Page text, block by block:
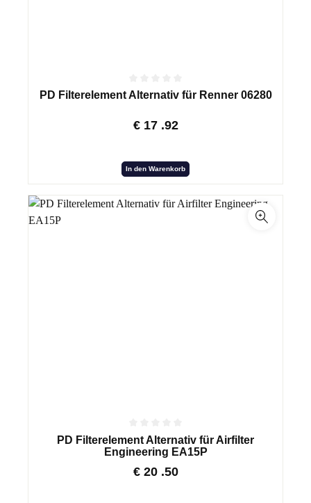
PD Filterelement Alternativ für Renner 06280
€ 17 .92
In den Warenkorb
PD Filterelement Alternativ für Airfilter
Engineering EA15P
€ 20 .50